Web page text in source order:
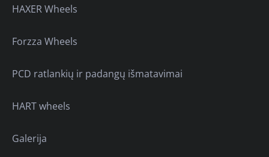
HAXER Wheels
Forzza Wheels
PCD ratlankių ir padangų išmatavimai
HART wheels
Galerija